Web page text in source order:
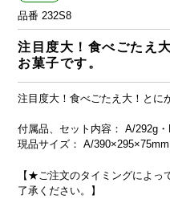
品番 232S8
注目度大！食べごたえ
お菓子です。
注目度大！食べごたえ大！とに
付属品、セット内容： A/292g
現品サイズ： A/
【★ご注文のタイミングによっ
了承ください。】